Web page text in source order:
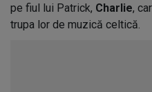
pe fiul lui Patrick, Charlie,
trupa lor de muzică celtică.